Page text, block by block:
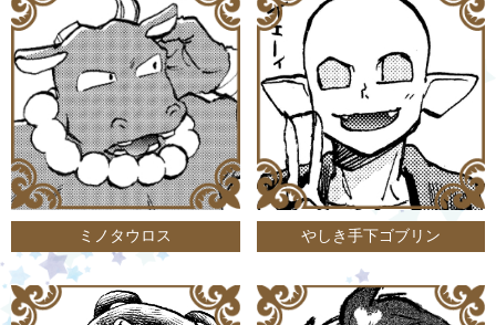
ミノタウロス やしき手下ゴブリン